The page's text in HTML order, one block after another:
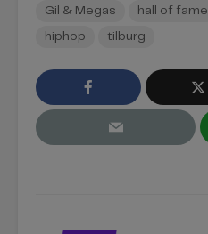
Gil & Megas hall of fame
hiphop tilburg